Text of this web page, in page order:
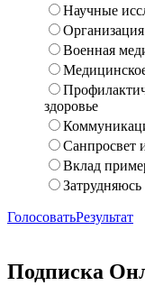
Научные
Военная
здоровье
Санпросвет
Вклад
Затрудняюсь
ГолосоватьРезультат
Подписка